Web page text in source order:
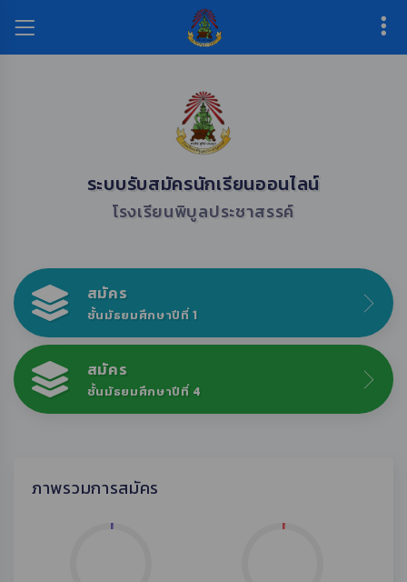
ระบบรับสมัครนักเรียนออนไลน์
โรงเรียนพิบูลประชาสรรค์
สมัคร
ชั้นมัธยมศึกษาปีที่ 1
สมัคร
ชั้นมัธยมศึกษาปีที่ 4
ภาพรวมการสมัคร